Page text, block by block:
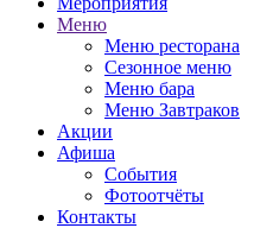
Меню
Меню ресторана
Сезонное меню
Меню бара
Меню Завтраков
Акции
Афиша
События
Фотоотчёты
Контакты